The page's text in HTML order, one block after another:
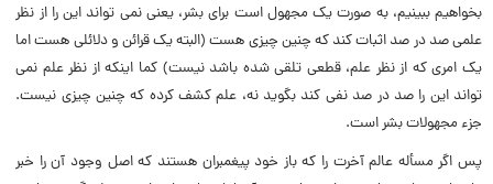
بخواهیم ببینیم، به صورت یک مجهول است براى بشر، یعنى نمى تواند این را از نظر
علمى صد در صد اثبات کند که چنین چیزى هست (‌البته یک قرائن و دلائلى هست اما
یک امرى که از نظر علم، قطعى تلقى شده باشد نیست) کما اینکه از نظر علم نمى
تواند این را صد در صد نفى کند بگوید نه، علم کشف کرده که چنین چیزى نیست.
جزء مجهولات بشر است.
پس اگر مسأله عالم آخرت را که باز خود پیغمبران هستند که اصل وجود آن را خبر